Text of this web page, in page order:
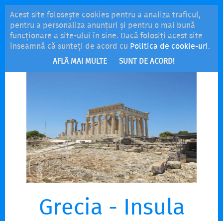
Acest site folosește cookies pentru a analiza traficul,
pentru a personaliza anunțuri și pentru o mai bună
funcționare a site-ului în sine. Dacă folosiți acest site
înseamnă că sunteți de acord cu Politica de cookie-uri.
AFLĂ MAI MULTE SUNT DE ACORD!
MENU
Grecia - Insula